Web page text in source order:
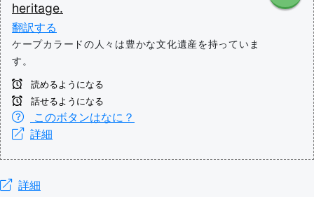
heritage.
翻訳する
ケープカラードの人々は豊かな文化遺産を持っていま
す。
読めるようになる
話せるようになる
このボタンはなに？
詳細
詳細